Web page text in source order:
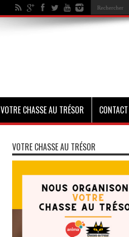
VOTRE CHASSE AU TRÉSOR CONTACT
VOTRE CHASSE AU TRÉSOR